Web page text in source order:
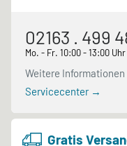
02163 . 499
Mo. - Fr. 10:00 - 13:00 Uhr
Weitere
Servicecenter →
Gratis